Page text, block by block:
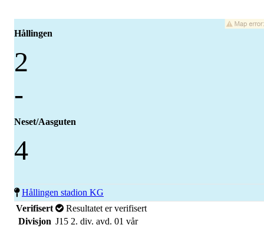
Hållingen
2
-
Neset/Aasguten
4
Hållingen stadion KG
Verifisert
Resultatet er verifisert
Divisjon J15 2. div. avd. 01 vår